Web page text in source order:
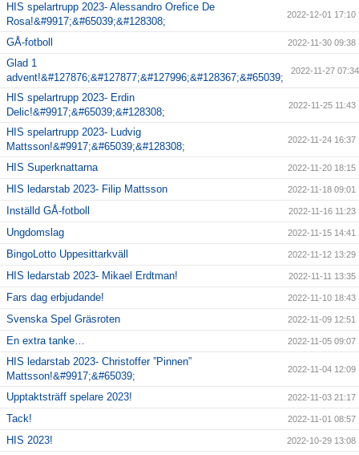
HIS spelartrupp 2023- Alessandro Orefice De
Rosa!&#9917;&#65039;&#128308;
2022-12-01 17:10
GÅ-fotboll 2022-11-30 09:38
Glad 1
advent!&#127876;&#127877;&#127996;&#128367;&#65039;
2022-11-27 07:34
HIS spelartrupp 2023- Erdin
Delic!&#9917;&#65039;&#128308;
2022-11-25 11:43
HIS spelartrupp 2023- Ludvig
Mattsson!&#9917;&#65039;&#128308;
2022-11-24 16:37
HIS Superknattarna 2022-11-20 18:15
HIS ledarstab 2023- Filip Mattsson 2022-11-18 09:01
Inställd GÅ-fotboll 2022-11-16 11:23
Ungdomslag 2022-11-15 14:41
BingoLotto Uppesittarkväll 2022-11-12 13:29
HIS ledarstab 2023- Mikael Erdtman! 2022-11-11 13:35
Fars dag erbjudande! 2022-11-10 18:43
Svenska Spel Gräsroten 2022-11-09 12:51
En extra tanke… 2022-11-05 09:07
HIS ledarstab 2023- Christoffer ”Pinnen”
Mattsson!&#9917;&#65039;
2022-11-04 12:09
Upptaktsträff spelare 2023! 2022-11-03 21:17
Tack! 2022-11-01 08:57
HIS 2023! 2022-10-29 13:08